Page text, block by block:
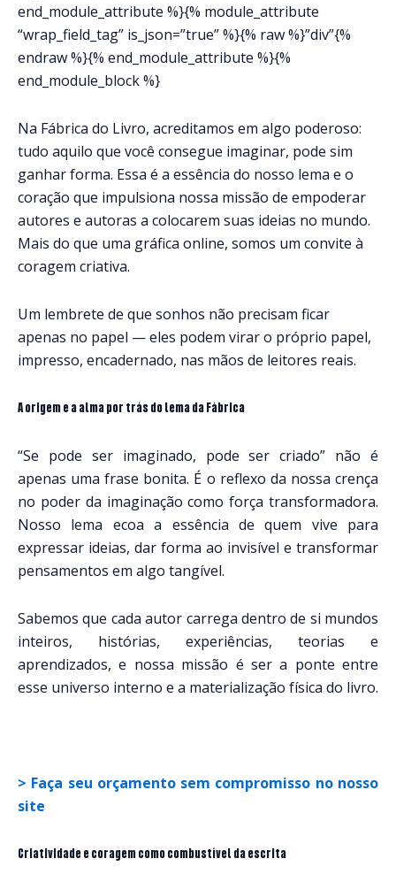
end_module_attribute %}{% module_attribute
“wrap_field_tag” is_json=”true” %}{% raw %}”div”{%
endraw %}{% end_module_attribute %}{%
end_module_block %}
Na Fábrica do Livro, acreditamos em algo poderoso:
tudo aquilo que você consegue imaginar, pode sim
ganhar forma. Essa é a essência do nosso lema e o
coração que impulsiona nossa missão de empoderar
autores e autoras a colocarem suas ideias no mundo.
Mais do que uma gráfica online, somos um convite à
coragem criativa.
Um lembrete de que sonhos não precisam ficar
apenas no papel — eles podem virar o próprio papel,
impresso, encadernado, nas mãos de leitores reais.
A origem e a alma por trás do lema da Fábrica
“Se pode ser imaginado, pode ser criado” não é
apenas uma frase bonita. É o reflexo da nossa crença
no poder da imaginação como força transformadora.
Nosso lema ecoa a essência de quem vive para
expressar ideias, dar forma ao invisível e transformar
pensamentos em algo tangível.
Sabemos que cada autor carrega dentro de si mundos
inteiros, histórias, experiências, teorias e
aprendizados, e nossa missão é ser a ponte entre
esse universo interno e a materialização física do livro.
> Faça seu orçamento sem compromisso no nosso
site
Criatividade e coragem como combustível da escrita